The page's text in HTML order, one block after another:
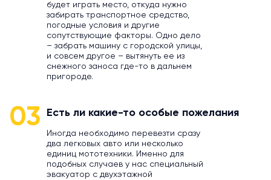
будет играть место, откуда нужно
забирать транспортное средство,
погодные условия и другие
сопутствующие факторы. Одно дело
– забрать машину с городской улицы,
и совсем другое – вытянуть ее из
снежного заноса где-то в дальнем
пригороде.
03 Есть ли какие-то особые пожелания
Иногда необходимо перевезти сразу
два легковых авто или несколько
единиц мототехники. Именно для
подобных случаев у нас специальный
эвакуатор с двухэтажной